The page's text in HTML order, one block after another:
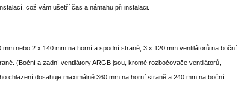
což vám ušetří čas a námahu při instalaci.
mm nebo 2 x 140 mm na horní a spodní straně, 3 x 120 mm ventilátorů na boční
(Boční a zadní ventilátory ARGB jsou, kromě rozbočovače ventilátorů,
chlazení dosahuje maximálně 360 mm na horní straně a 240 mm na boční